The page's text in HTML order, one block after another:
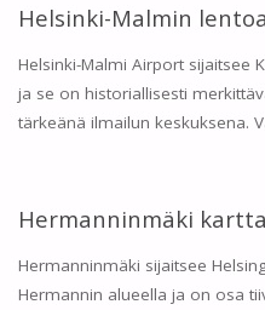
Helsinki-Malmin
Helsinki-Malmi Airport sijaitsee
ja se on historiallisesti
tärkeänä ilmailun keskuksena.
Hermanninmäki kartta
Hermanninmäki sijaitsee
Hermannin alueella ja on osa